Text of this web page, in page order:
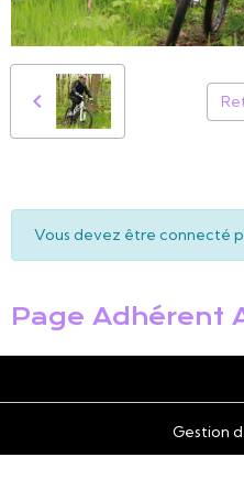
Vous devez être connecté
Page Adhérent
Gestion